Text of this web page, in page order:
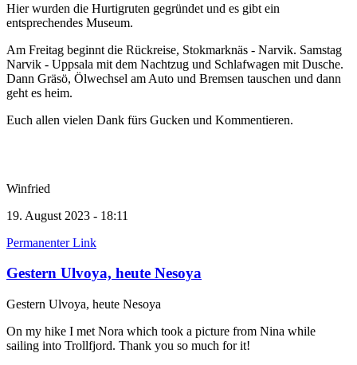
Hier wurden die Hurtigruten gegründet und es gibt ein
entsprechendes Museum.
Am Freitag beginnt die Rückreise, Stokmarknäs - Narvik. Samstag
Narvik - Uppsala mit dem Nachtzug und Schlafwagen mit Dusche.
Dann Gräsö, Ölwechsel am Auto und Bremsen tauschen und dann
geht es heim.
Euch allen vielen Dank fürs Gucken und Kommentieren.
Winfried
19. August 2023 - 18:11
Permanenter Link
Gestern Ulvoya, heute Nesoya
Gestern Ulvoya, heute Nesoya
On my hike I met Nora which took a picture from Nina while
sailing into Trollfjord. Thank you so much for it!